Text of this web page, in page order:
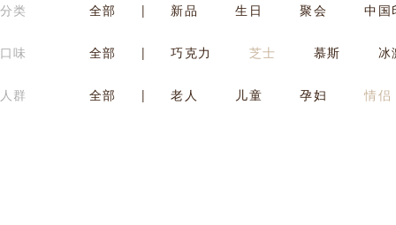
分类 全部 | 新品 生日 聚会 中国
口味 全部 | 巧克力 芝士 慕斯 冰
人群 全部 | 老人 儿童 孕妇 情侣